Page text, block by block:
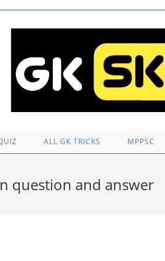
ALL GK TRICKS MPPSC
question and answer